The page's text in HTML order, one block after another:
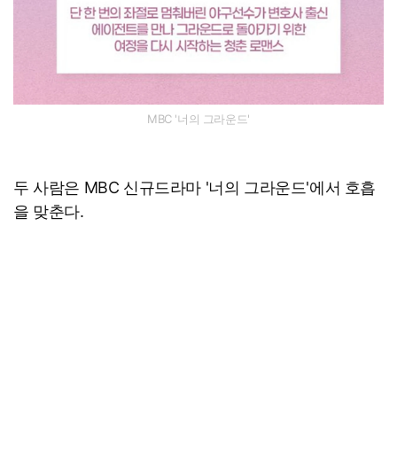
MBC '너의 그라운드'
두 사람은 MBC 신규드라마 '너의 그라운드'에서 호흡
을 맞춘다.